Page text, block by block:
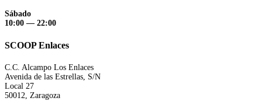
Sábado
10:00 — 22:00
SCOOP Enlaces
C.C. Alcampo Los Enlaces
Avenida de las Estrellas, S/N
Local 27
50012, Zaragoza